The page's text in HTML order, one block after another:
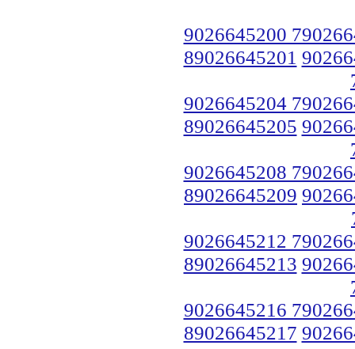
9026645200
89026645201
9026645204
89026645205
9026645208
89026645209
9026645212
89026645213
9026645216
89026645217